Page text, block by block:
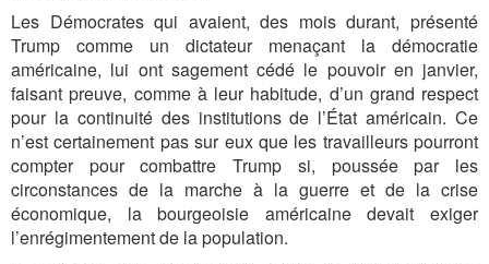
Les Démocrates qui avaient, des mois durant, présenté
Trump comme un dictateur menaçant la démocratie
américaine, lui ont sagement cédé le pouvoir en janvier,
faisant preuve, comme à leur habitude, d’un grand respect
pour la continuité des institutions de l’État américain. Ce
n’est certainement pas sur eux que les travailleurs pourront
compter pour combattre Trump si, poussée par les
circonstances de la marche à la guerre et de la crise
économique, la bourgeoisie américaine devait exiger
l’enrégimentement de la population.